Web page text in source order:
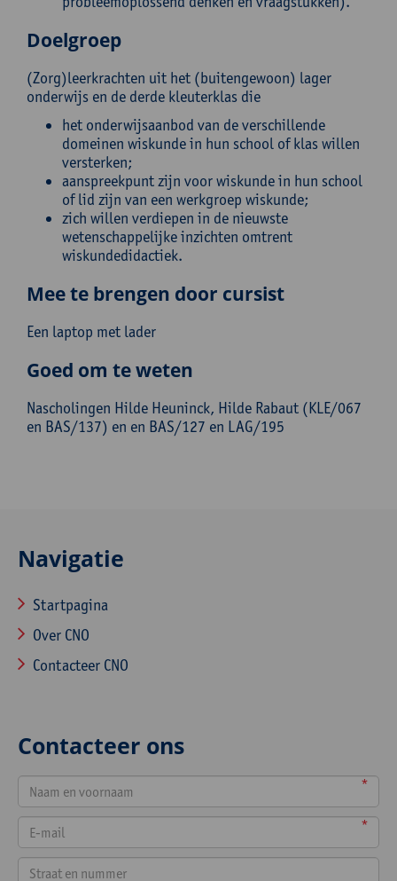
Doelgroep
(Zorg)leerkrachten uit het (buitengewoon) lager
onderwijs en de derde kleuterklas die
het onderwijsaanbod van de verschillende
domeinen wiskunde in hun school of klas willen
versterken;
aanspreekpunt zijn voor wiskunde in hun school
of lid zijn van een werkgroep wiskunde;
zich willen verdiepen in de nieuwste
wetenschappelijke inzichten omtrent
wiskundedidactiek.
Mee te brengen door cursist
Een laptop met lader
Goed om te weten
Nascholingen Hilde Heuninck, Hilde Rabaut (KLE/067
en BAS/137) en en BAS/127 en LAG/195
Navigatie
Startpagina
Over CNO
Contacteer CNO
Contacteer ons
*
*